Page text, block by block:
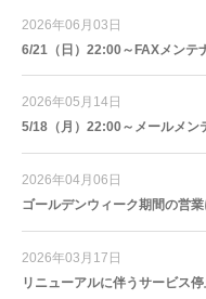
2026年06月03日
6/21（日）22:00～FAXメンテ
2026年05月14日
5/18（月）22:00～メールメン
2026年04月06日
ゴールデンウィーク期間の営
2026年03月17日
リニューアルに伴うサービス